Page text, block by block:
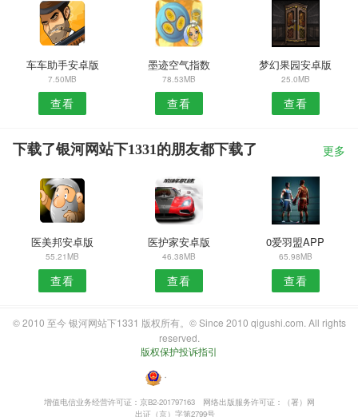
车车助手安卓版
7.50MB
查看
墨迹空气指数
78.53MB
查看
梦幻果园安卓版
25.0MB
查看
下载了银河网站下1331的朋友都下载了 更多
医美邦安卓版
55.21MB
查看
医护家安卓版
46.38MB
查看
0爱羽盟APP
65.98MB
查看
© 2010 至今 银河网站下1331 版权所有。© Since 2010 qigushi.com. All rights
reserved.
版权保护投诉指引
・
增值电信业务经营许可证：京B2-201797163
网络出版服务许可证：（署）网
出证（京）字第2799号